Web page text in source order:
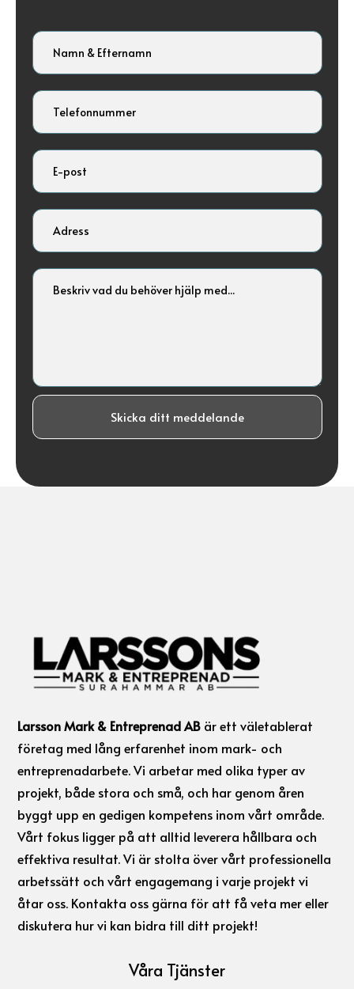
Skicka ditt meddelande
Larsson Mark & Entreprenad AB är ett väletablerat
företag med lång erfarenhet inom mark- och
entreprenadarbete. Vi arbetar med olika typer av
projekt, både stora och små, och har genom åren
byggt upp en gedigen kompetens inom vårt område.
Vårt fokus ligger på att alltid leverera hållbara och
effektiva resultat. Vi är stolta över vårt professionella
arbetssätt och vårt engagemang i varje projekt vi
åtar oss. Kontakta oss gärna för att få veta mer eller
diskutera hur vi kan bidra till ditt projekt!
Våra Tjänster